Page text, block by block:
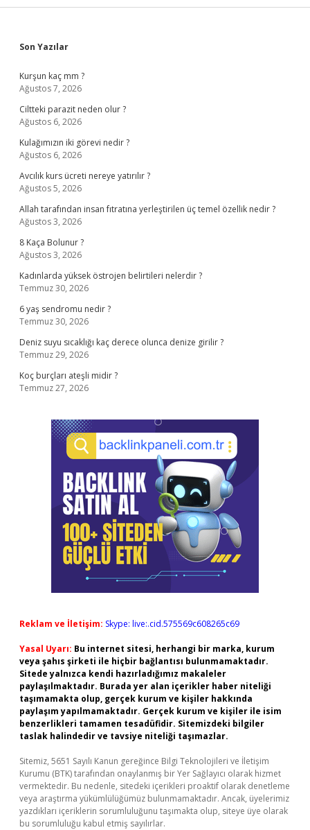
Sidebar
Son Yazılar
Kurşun kaç mm ?
Ağustos 7, 2026
Ciltteki parazit neden olur ?
Ağustos 6, 2026
Kulağımızın iki görevi nedir ?
Ağustos 6, 2026
Avcılık kurs ücreti nereye yatırılır ?
Ağustos 5, 2026
Allah tarafından insan fıtratına yerleştirilen üç temel özellik nedir ?
Ağustos 3, 2026
8 Kaça Bolunur ?
Ağustos 3, 2026
Kadınlarda yüksek östrojen belirtileri nelerdir ?
Temmuz 30, 2026
6 yaş sendromu nedir ?
Temmuz 30, 2026
Deniz suyu sıcaklığı kaç derece olunca denize girilir ?
Temmuz 29, 2026
Koç burçları ateşli midir ?
Temmuz 27, 2026
Reklam ve İletişim: Skype: live:.cid.575569c608265c69
Yasal Uyarı: Bu internet sitesi, herhangi bir marka, kurum
veya şahıs şirketi ile hiçbir bağlantısı bulunmamaktadır.
Sitede yalnızca kendi hazırladığımız makaleler
paylaşılmaktadır. Burada yer alan içerikler haber niteliği
taşımamakta olup, gerçek kurum ve kişiler hakkında
paylaşım yapılmamaktadır. Gerçek kurum ve kişiler ile isim
benzerlikleri tamamen tesadüfidir. Sitemizdeki bilgiler
taslak halindedir ve tavsiye niteliği taşımazlar.
Sitemiz, 5651 Sayılı Kanun gereğince Bilgi Teknolojileri ve İletişim
Kurumu (BTK) tarafından onaylanmış bir Yer Sağlayıcı olarak hizmet
vermektedir. Bu nedenle, sitedeki içerikleri proaktif olarak denetleme
veya araştırma yükümlülüğümüz bulunmamaktadır. Ancak, üyelerimiz
yazdıkları içeriklerin sorumluluğunu taşımakta olup, siteye üye olarak
bu sorumluluğu kabul etmiş sayılırlar.